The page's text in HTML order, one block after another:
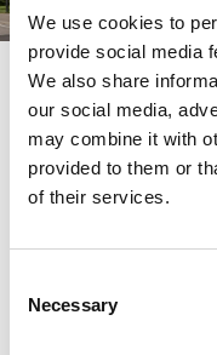
We use cookies to
provide social media
We also share
our social media,
may combine it with
provided to them or
of their services.
Selection
Necessary
Snickaren
Vandrarhem - egna
lägenheter
Grästorp
Charmigt boende i